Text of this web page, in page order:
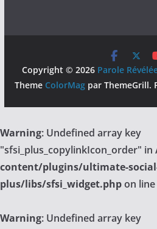
Copyright © 2026 Parole
Theme ColorMag par ThemeGrill.
Warning: Undefined array key
"sfsi_plus_copylinkIcon_order" in
content/plugins/ultimate-
plus/libs/sfsi_widget.phpon line
Warning: Undefined array key